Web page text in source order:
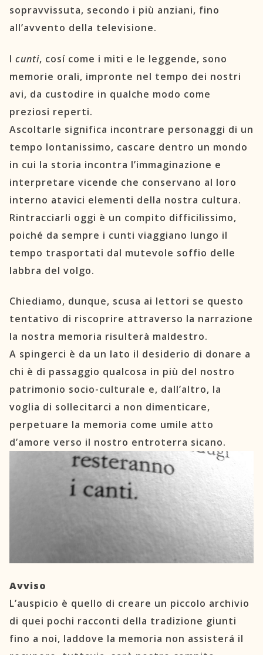
sopravvissuta, secondo i più anziani, fino
all’avvento della televisione.
I cunti, cosí come i miti e le leggende, sono
memorie orali, impronte nel tempo dei nostri
avi, da custodire in qualche modo come
preziosi reperti.
Ascoltarle significa incontrare personaggi di un
tempo lontanissimo, cascare dentro un mondo
in cui la storia incontra l’immaginazione e
interpretare vicende che conservano al loro
interno atavici elementi della nostra cultura.
Rintracciarli oggi è un compito difficilissimo,
poiché da sempre i cunti viaggiano lungo il
tempo trasportati dal mutevole soffio delle
labbra del volgo.
Chiediamo, dunque, scusa ai lettori se questo
tentativo di riscoprire attraverso la narrazione
la nostra memoria risulterà maldestro.
A spingerci è da un lato il desiderio di donare a
chi è di passaggio qualcosa in più del nostro
patrimonio socio-culturale e, dall’altro, la
voglia di sollecitarci a non dimenticare,
perpetuare la memoria come umile atto
d’amore verso il nostro entroterra sicano.
Avviso
L’auspicio è quello di creare un piccolo archivio
di quei pochi racconti della tradizione giunti
fino a noi, laddove la memoria non assisterá il